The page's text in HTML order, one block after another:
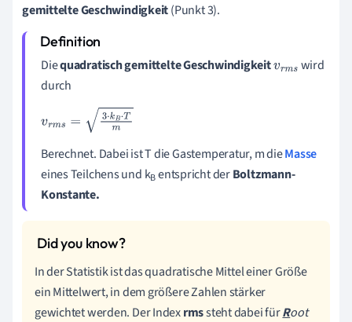
gemittelte Geschwindigkeit(Punkt 3).
Diequadratisch gemittelte Geschwindigkeitvrmswird
durch
vrms =3· kB·Tm
Berechnet. Dabei ist T die Gastemperatur, m dieMasse
eines Teilchens und kBentspricht derBoltzmann-
Konstante.
In der Statistik ist das quadratische Mittel einer Größe
ein Mittelwert, in dem größere Zahlen stärker
gewichtet werden. Der Indexrmssteht dabei fürRoot